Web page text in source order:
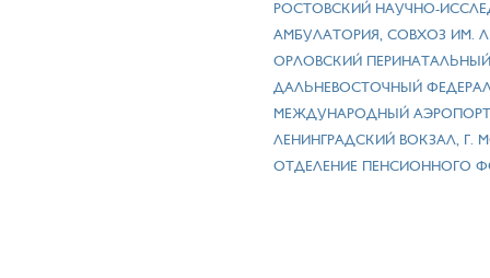
РОСТОВСКИЙ НАУЧНО-
АМБУЛАТОРИЯ, СОВХОЗ ИМ.
ОРЛОВСКИЙ
ДАЛЬНЕВОСТОЧНЫЙ
МЕЖДУНАРОДНЫЙ
ЛЕНИНГРАДСКИЙ ВОКЗАЛ, Г.
ОТДЕЛЕНИЕ ПЕНСИОННОГО